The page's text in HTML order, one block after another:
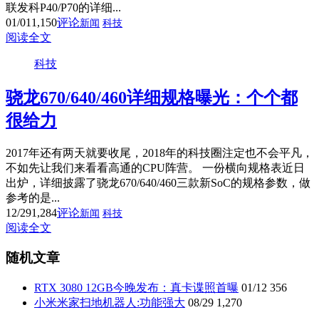
联发科P40/P70的详细...
01/01 1,150评论新闻 科技
阅读全文
科技
骁龙670/640/460详细规格曝光：个个都
很给力
2017年还有两天就要收尾，2018年的科技圈注定也不会平凡，
不如先让我们来看看高通的CPU阵营。 一份横向规格表近日
出炉，详细披露了骁龙670/640/460三款新SoC的规格参数，做
参考的是...
12/291,284评论新闻 科技
阅读全文
随机文章
RTX 3080 12GB今晚发布：真卡谍照首曝 01/12 356
小米米家扫地机器人:功能强大 08/29 1,270